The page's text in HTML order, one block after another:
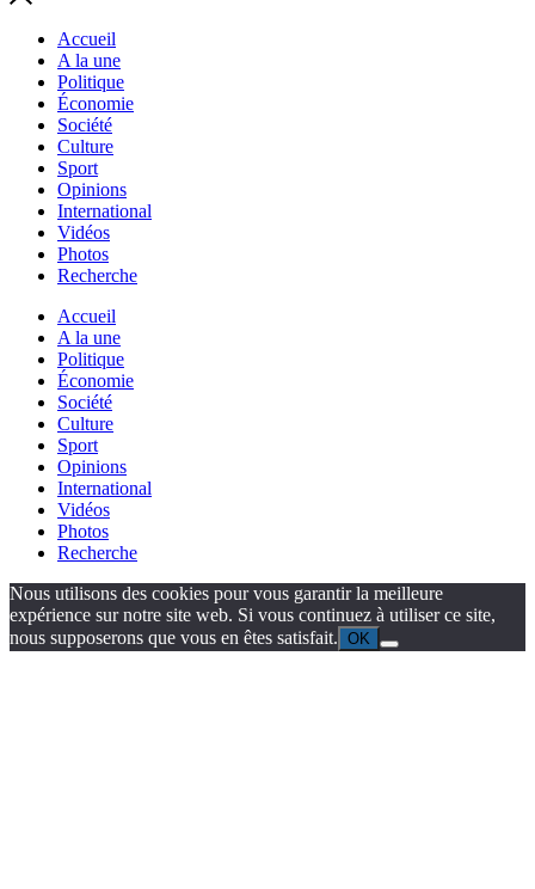
Accueil
A la une
Politique
Économie
Société
Culture
Sport
Opinions
International
Vidéos
Photos
Recherche
Accueil
A la une
Politique
Économie
Société
Culture
Sport
Opinions
International
Vidéos
Photos
Recherche
Nous utilisons des cookies pour vous garantir la meilleure
expérience sur notre site web. Si vous continuez à utiliser ce site,
nous supposerons que vous en êtes satisfait. OK